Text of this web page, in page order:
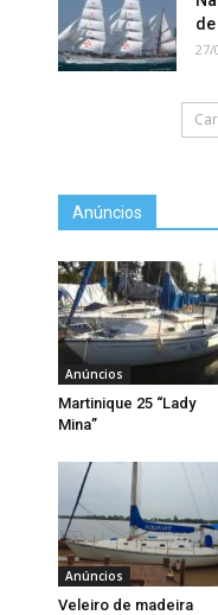
27/
Anúncios
Anúncios
Martinique 25 “Lady
Mina”
Anúncios
Veleiro de madeira